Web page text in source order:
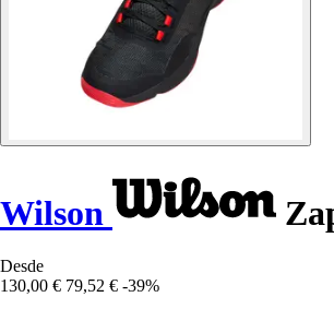
Wilson
Desde
130,00 € 79,52 € -39%